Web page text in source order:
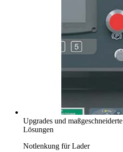
Upgrades und maßgeschneiderte
Lösungen
Notlenkung für Lader